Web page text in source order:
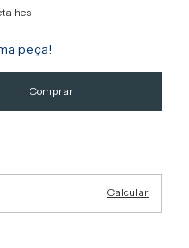
peça!
Calcular